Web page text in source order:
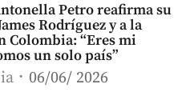
Petro reafirma su
Rodríguez y a la
Colombia: “Eres mi
un solo país”
06/06/ 2026